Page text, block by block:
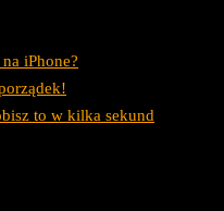
iPhone?
to w kilka sekund